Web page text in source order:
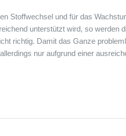
Stoffwechsel und für das
unterstützt wird, so werden
richtig. Damit das Ganze
nur aufgrund einer